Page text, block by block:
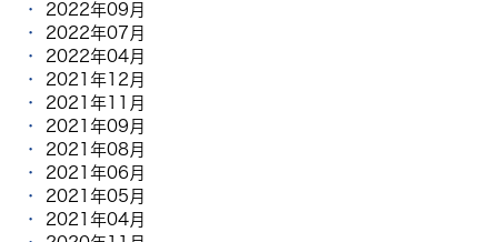
2022年09月
2022年07月
2022年04月
2021年12月
2021年11月
2021年09月
2021年08月
2021年06月
2021年05月
2021年04月